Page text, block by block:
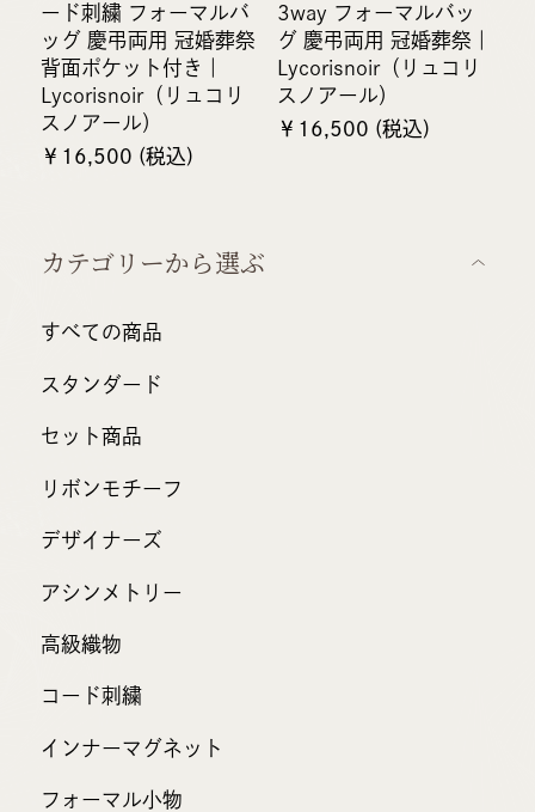
カテゴリーから選ぶ
すべての商品
スタンダード
セット商品
リボンモチーフ
デザイナーズ
アシンメトリー
高級織物
コード刺繍
インナーマグネット
フォーマル小物
ード刺繍 フォーマルバ
ッグ 慶弔両用 冠婚葬祭
背面ポケット付き｜
Lycorisnoir（リュコリ
スノアール）
￥16,500 (税込)
3way フォーマルバッ
グ 慶弔両用 冠婚葬祭｜
Lycorisnoir（リュコリ
スノアール）
￥16,500 (税込)